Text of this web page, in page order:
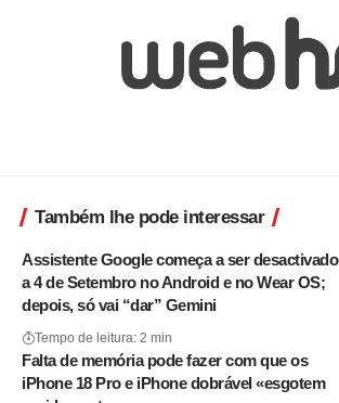
Também lhe pode interessar
Assistente Google começa a ser desactivado
a 4 de Setembro no Android e no Wear OS;
depois, só vai “dar” Gemini
Tempo de leitura: 2 min
Falta de memória pode fazer com que os
iPhone 18 Pro e iPhone dobrável «esgotem